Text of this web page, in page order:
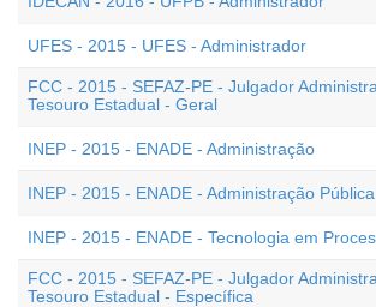
UFES - 2015 - UFES - Administrador
FCC - 2015 - SEFAZ-PE - Julgador
Tesouro Estadual - Geral
INEP - 2015 - ENADE - Administração
INEP - 2015 - ENADE - Administração Pública
INEP - 2015 - ENADE - Tecnologia em
FCC - 2015 - SEFAZ-PE - Julgador
Tesouro Estadual - Específica